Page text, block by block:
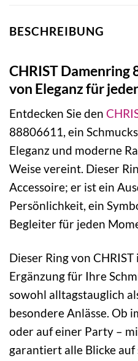
BESCHREIBUNG
CHRIST Damenring
von Eleganz für
Entdecken Sie den
88806611, ein
Eleganz und moderne
Weise vereint. Dieser
Accessoire; er ist ein
Persönlichkeit, ein
Begleiter für jeden
Dieser Ring von
Ergänzung für Ihre
sowohl alltagstauglich
besondere Anlässe. Ob
oder auf einer Party –
garantiert alle Blicke auf